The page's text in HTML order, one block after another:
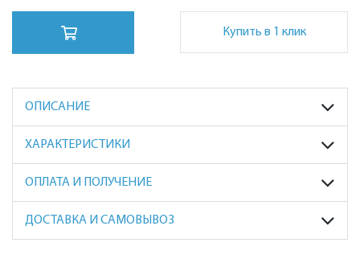
Купить в 1 клик
ОПИСАНИЕ
ХАРАКТЕРИСТИКИ
ОПЛАТА И ПОЛУЧЕНИЕ
ДОСТАВКА И САМОВЫВОЗ